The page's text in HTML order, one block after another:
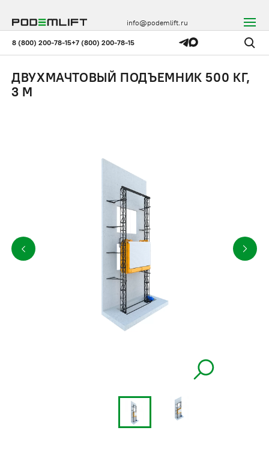
8 (800) 200-78-15+7 (800) 200-78-15
info@podemlift.ru
ДВУХМАЧТОВЫЙ ПОДЪЕМНИК 500 КГ,
3 М